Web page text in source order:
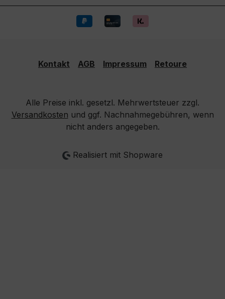
Kontakt AGB Impressum Retoure
Alle Preise inkl. gesetzl. Mehrwertsteuer zzgl.
Versandkosten und ggf. Nachnahmegebühren, wenn
nicht anders angegeben.
Realisiert mit Shopware